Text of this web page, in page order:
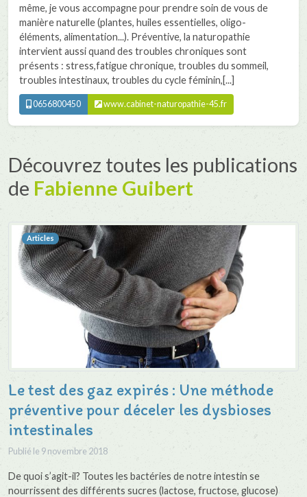
même, je vous accompagne pour prendre soin de vous de
manière naturelle (plantes, huiles essentielles, oligo-
éléments, alimentation...). Préventive, la naturopathie
intervient aussi quand des troubles chroniques sont
présents : stress,fatigue chronique, troubles du sommeil,
troubles intestinaux, troubles du cycle féminin,[...]
0656800450 www.cabinet-naturopathie-45.fr
Découvrez toutes les publications
de Fabienne Guibert
Articles
Le test des gaz expirés : Une méthode
préventive pour déceler les dysbioses
intestinales
Publié le 9 novembre 2018
De quoi s’agit-il? Toutes les bactéries de notre intestin se
nourrissent des différents sucres (lactose, fructose, glucose)